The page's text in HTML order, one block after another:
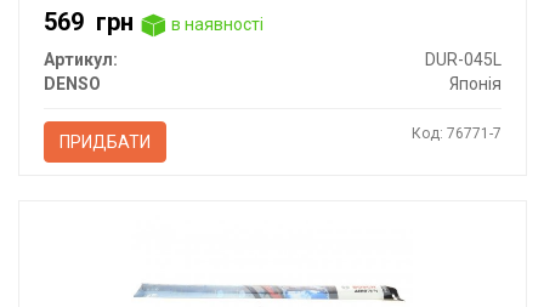
569 грн
в наявності
Артикул:
DUR-045L
DENSO
Японія
ПРИДБАТИ Код: 76771-7